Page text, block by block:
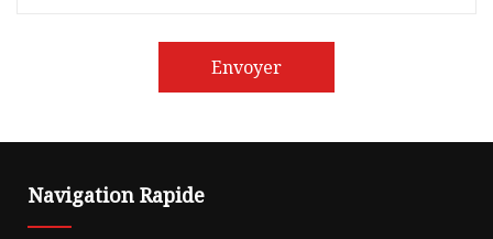
Envoyer
Navigation Rapide